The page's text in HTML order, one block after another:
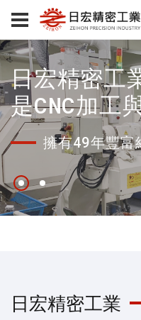
日宏精密工
是CNC加工
擁有49年豐富
日宏精密工業